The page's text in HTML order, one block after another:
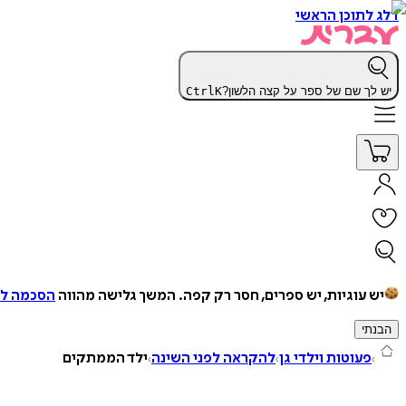
דלג לתוכן הראשי
יש לך שם של ספר על קצה הלשון? CtrlK
יש עוגיות, יש ספרים, חסר רק קפה. המשך גלישה מהווה הסכמה
הבנתי
פעוטות וילדי גן להקראה לפני השינה ילד הממתקים